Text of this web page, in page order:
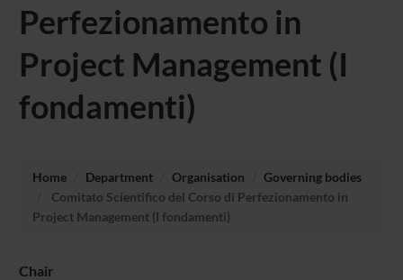
Perfezionamento in
Project Management (I
fondamenti)
Home Department Organisation
Governing bodies
Comitato Scientifico del Corso di Perfezionamento in
Project Management (I fondamenti)
Chair